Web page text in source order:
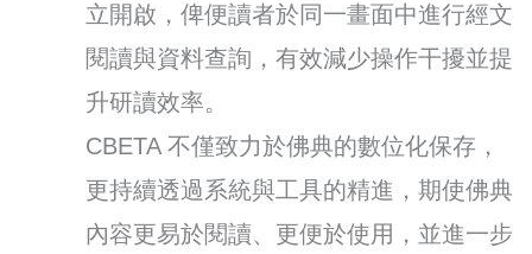
立開啟，俾便讀者於同一畫面中進行經文
閱讀與資料查詢，有效減少操作干擾並提
升研讀效率。
CBETA 不僅致力於佛典的數位化保存，
更持續透過系統與工具的精進，期使佛典
內容更易於閱讀、更便於使用，並進一步